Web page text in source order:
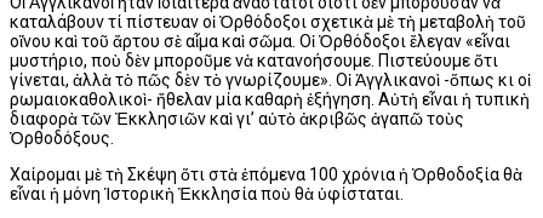
καταλάβουν τί πίστευαν οἱ Ὀρθόδοξοι σχετικὰ μὲ τὴ μεταβολὴ τοῦ
οἴνου καὶ τοῦ ἄρτου σὲ αἷμα καὶ σῶμα. Οἱ Ὀρθόδοξοι ἔλεγαν «εἶναι
μυστήριο, ποὺ δὲν μποροῦμε νὰ κατανοήσουμε. Πιστεύουμε ὅτι
γίνεται, ἀλλὰ τὸ πῶς δὲν τὸ γνωρίζουμε». Οἱ Ἀγγλικανοὶ -ὅπως κι οἱ
ρωμαιοκαθολικοὶ- ἤθελαν μία καθαρὴ ἐξήγηση. Αὐτὴ εἶναι ἡ τυπικὴ
διαφορὰ τῶν Ἐκκλησιῶν καὶ γι’ αὐτὸ ἀκριβῶς ἀγαπῶ τοὺς
Ὀρθοδόξους.
Χαίρομαι μὲ τὴ Σκέψη ὅτι στὰ ἑπόμενα 100 χρόνια ἡ Ὀρθοδοξία θὰ
εἶναι ἡ μόνη Ἱστορικὴ Ἐκκλησία ποὺ θὰ ὑφίσταται.